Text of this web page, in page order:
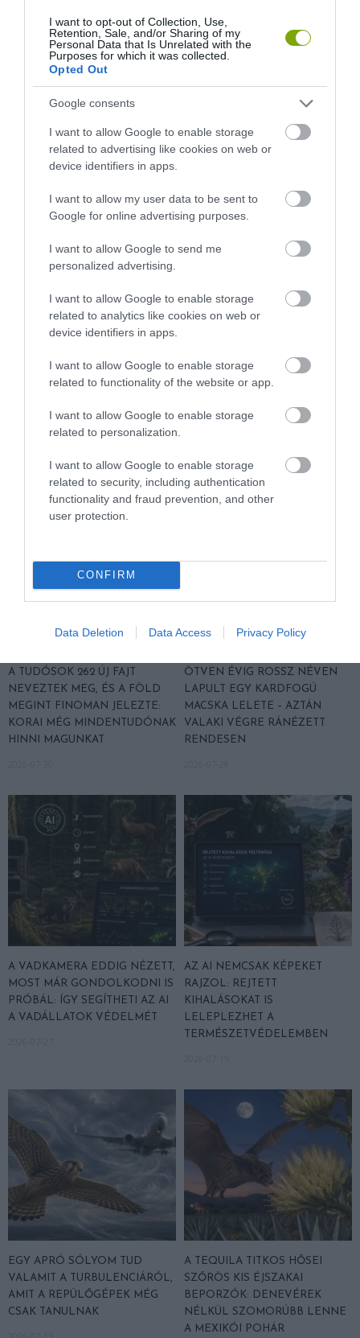
I want to opt-out of Collection, Use,
Retention, Sale, and/or Sharing of my
Personal Data that Is Unrelated with the
Purposes for which it was collected.
Opted Out
Google consents
I want to allow Google to enable storage
related to advertising like cookies on web or
device identifiers in apps.
I want to allow my user data to be sent to
Google for online advertising purposes.
I want to allow Google to send me
personalized advertising.
I want to allow Google to enable storage
related to analytics like cookies on web or
device identifiers in apps.
I want to allow Google to enable storage
related to functionality of the website or app.
I want to allow Google to enable storage
related to personalization.
I want to allow Google to enable storage
related to security, including authentication
functionality and fraud prevention, and other
user protection.
CONFIRM
Data Deletion Data Access Privacy Policy
A KOALA EVOLÚCIÓS MÚLTJA
NYUGODT
SUGALLJA
500 EDDIG ISMERETLEN
HŐKUPOLA MAGYARORSZÁG
FELETT: MI EZ A LÁTHATATLAN
ALATTA A TERMÉSZETTEL?
2026-08-03
NEM CSAK A RITKASÁGOK
BAJBAN VANNAK: A
PILLANGÓK CSENDES
2026-08-03
A TUDÓSOK 262 ÚJ FAJT
NEVEZTEK MEG, ÉS A FÖLD
MEGINT FINOMAN JELEZTE:
KORAI MÉG MINDENTUDÓNAK
HINNI MAGUNKAT
ÖTVEN ÉVIG ROSSZ NÉVEN
LAPULT EGY KARDFOGÚ
MACSKA LELETE – AZTÁN
VALAKI VÉGRE RÁNÉZETT
RENDESEN
A VADKAMERA EDDIG NÉZETT,
MOST MÁR GONDOLKODNI IS
PRÓBÁL: ÍGY SEGÍTHETI AZ AI
A VADÁLLATOK VÉDELMÉT
AZ AI NEMCSAK KÉPEKET
RAJZOL: REJTETT
KIHALÁSOKAT IS
LELEPLEZHET A
TERMÉSZETVÉDELEMBEN
EGY APRÓ SÓLYOM TUD
VALAMIT A TURBULENCIÁRÓL,
AMIT A REPÜLŐGÉPEK MÉG
CSAK TANULNAK
A TEQUILA TITKOS HŐSEI
SZŐRÖS KIS ÉJSZAKAI
BEPORZÓK: DENEVÉREK
NÉLKÜL SZOMORÚBB LENNE
A MEXIKÓI POHÁR